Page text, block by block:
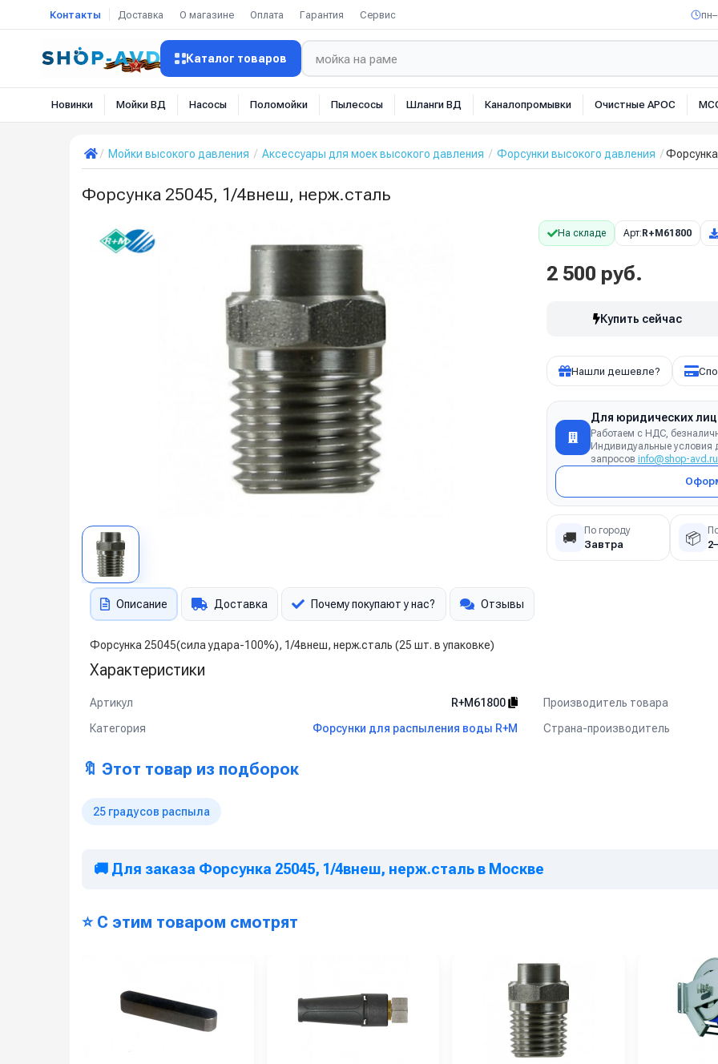
Контакты Доставка О магазине Оплата Гарантия Сервис
Каталог товаров
Новинки Мойки ВД Насосы Поломойки Пылесосы Шланги ВД Каналопромывки Очистные АРОС
Мойки высокого давления Аксессуары для моек высокого давления Форсунки высокого давления
Форсунка 25045, 1/4внеш, нерж.сталь
На складе Арт: R+M61800
2 500 руб.
Купить сейчас
Нашли дешевле?
Для юридических лиц
Работаем с НДС,
Индивидуальные условия
запросов info@shop-avd.ru
🚚 По городу
Завтра 📦
Описание Доставка Почему покупают у нас? Отзывы
Форсунка 25045(сила удара-100%), 1/4внеш, нерж.сталь (25 шт. в упаковке)
Характеристики
Артикул R+M61800 Производитель товара
Категория
Форсунки для распыления воды R+M Страна-производитель
🔖 Этот товар из подборок
25 градусов распыла
🚚 Для заказа Форсунка 25045, 1/4внеш, нерж.сталь в Москве
⭐ С этим товаром смотрят